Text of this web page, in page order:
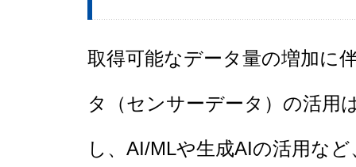
取得可能なデータ量の増加に
タ（センサーデータ）の活用
し、AI/MLや生成AIの活用な